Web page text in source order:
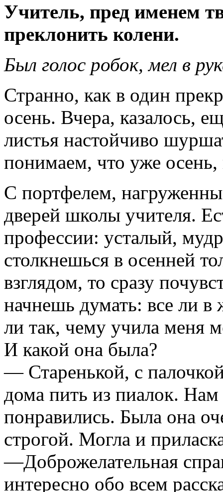
Учитель, пред именем
преклонить колени.
Был голос робок, мел в
Странно, как в один
осень. Вчера, казалось,
листья настойчиво
понимаем, что уже осень,
С портфелем,
дверей школы учителя.
профессии: усталый,
столкнешься в осенней
взглядом, то сразу
начнешь думать: все ли в
ли так, чему учила меня
И какой она была?
— Старенькой, с
дома пить из пиалок.
понравились. Была она
строгой. Могла и
—Доброжелательная
интересно обо всем